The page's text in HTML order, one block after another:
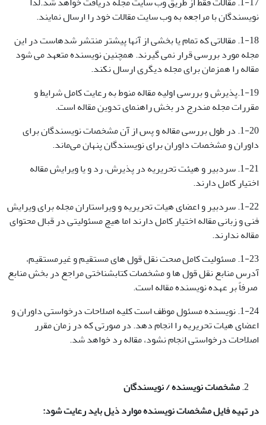
نویسندگان با مراجعه به وب سایت مقالات خود را ارسال نمایند.
1-18. مقالاتی که تمام یا بخشی از آنها پیشتر منتشر شدهاست در این
مجله مورد بررسی قرار نمی گیرند. همچنین نویسنده متعهد می شود
مقاله را همزمان برای مجله دیگری ارسال نکند.
1-19.پذیرش و بررسی اولیه مقاله منوط به رعایت کامل شرایط و
مقررات مجله مندرج در بخش راهنمای تدوین مقاله است.
1-20. در طول بررسی مقاله و پس از آن مشخصات نویسندگان برای
داوران و مشخصات داوران برای نویسندگان پنهان می‌ماند.
1-21. سردبیر و هیئت تحریریه در پذیرش، رد و یا ویرایش مقاله
اختیار کامل دارند.
1-22. سردبیر و اعضای هیات تحریریه و ویراستاران مجله برای ویرایش
فنی و زبانی مقاله اختیار کامل دارند اما هیچ مسئولیتی در قبال محتوای
مقاله ندارند.
1-23. مسئولیت کامل صحت نقل قول های مستقیم و غیرمستقیم،
آدرس منابع نقل قول ها و مشخصات کتابشناختی مراجع در بخش منابع
صرفاً بر عهده نویسنده مقاله است.
1-24. نویسنده مسئول موظف است کلیه اصلاحات درخواستی داوران و
اعضای هیات تحریریه را انجام دهد. در صورتی که در زمان مقرر
اصلاحات درخواستی انجام نشود، مقاله رد خواهد شد.
مشخصات نویسنده / نویسندگان
در تهیه فایل مشخصات نویسنده موارد ذیل باید رعایت شود: